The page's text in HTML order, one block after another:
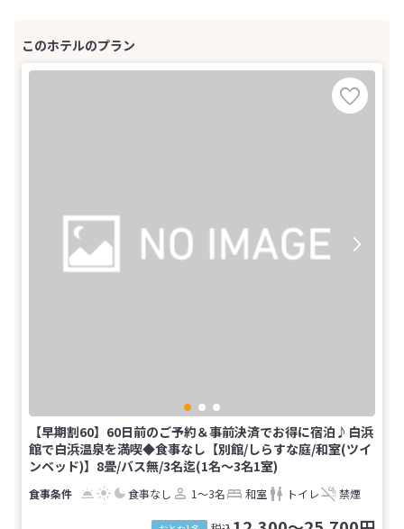
【早期割60】60日前のご予約＆事前決済でお得に宿泊♪白浜
館で白浜温泉を満喫◆食事なし【別館/しらすな庭/和室(ツイ
ンベッド)】8畳/バス無/3名迄(1名～3名1室)
食事なし 1～3名 和室 トイレ 禁煙